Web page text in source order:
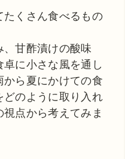
たくさん食べるもの
、甘酢漬けの酸味
に小さな風を通し
ら夏にかけての食
のように取り入れ
点から考えてみま